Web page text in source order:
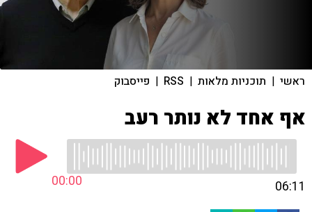
ראשי | תוכניות מלאות |
RSS
| פייסבוק
אף אחד לא נותר רעב
00:00 06:11